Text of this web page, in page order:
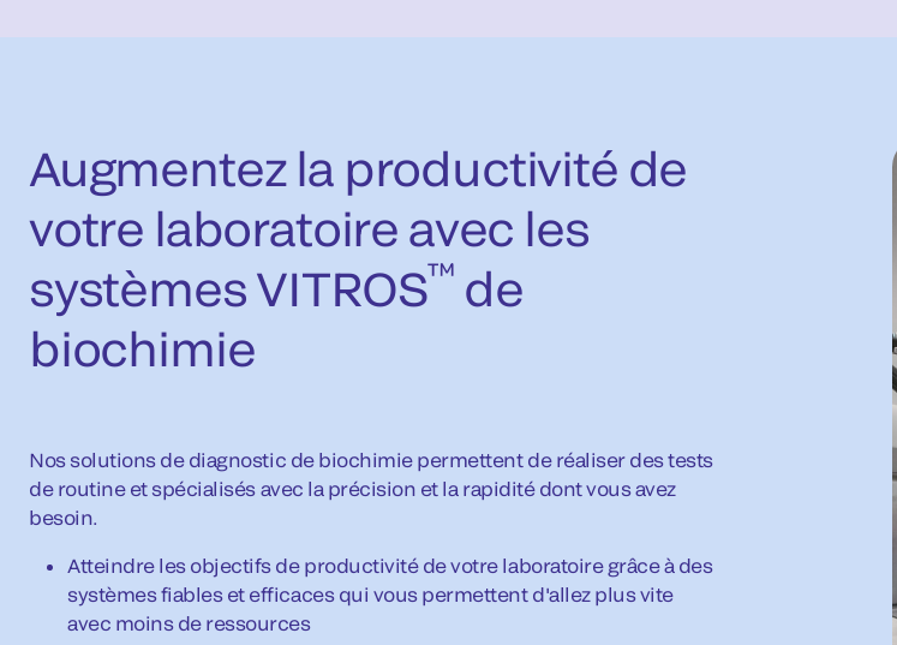
Augmentez la productivité de
votre laboratoire avec les
systèmes VITROS™ de
biochimie
Nos solutions de diagnostic de biochimie permettent de réaliser des tests
de routine et spécialisés avec la précision et la rapidité dont vous avez
besoin.
Atteindre les objectifs de productivité de votre laboratoire grâce à des
systèmes fiables et efficaces qui vous permettent d'allez plus vite
avec moins de ressources